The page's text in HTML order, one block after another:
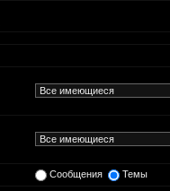
Сообщения Темы